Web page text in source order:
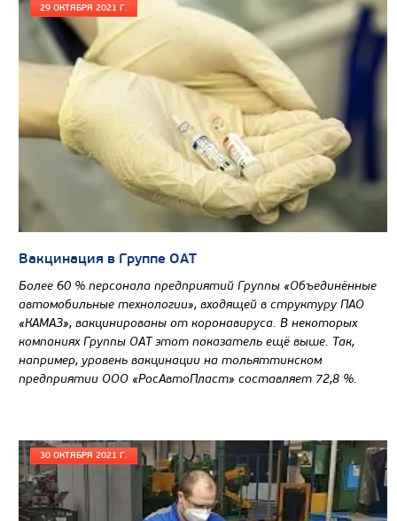
Вместимость кузова, м3
Направление разгрузки
Колесная формула
Узнать цену
САМОСВАЛ КАМАЗ-65802
29 ОКТЯБРЯ 2021 Г.
Вакцинация в Группе ОАТ
Более 60 % персонала предприятий Группы «Объединённые
автомобильные технологии», входящей в структуру ПАО
«КАМАЗ», вакцинированы от коронавируса. В некоторых
компаниях Группы ОАТ этот показатель ещё выше. Так,
например, уровень вакцинации на тольяттинском
предприятии ООО «РосАвтоПласт» составляет 72,8 %.
30 ОКТЯБРЯ 2021 Г.